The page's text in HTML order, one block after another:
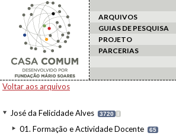
ARQUIVOS
GUIAS DE PESQUISA
PROJETO
PARCERIAS
Voltar aos arquivos
José da Felicidade Alves 3720 I
01. Formação e Actividade Docente 65